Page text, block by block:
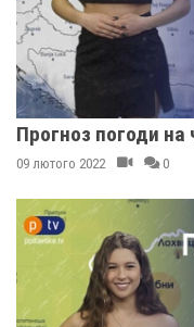
Прогноз погоди
09 лютого 2022 0